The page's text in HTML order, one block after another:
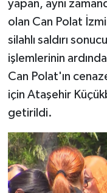
yapan, aynı
olan Can Polat
silahlı saldırı
işlemlerinin
Can Polat'ın
için Ataşehir
getirildi.